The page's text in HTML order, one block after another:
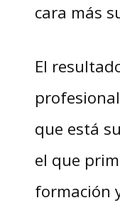
cara más
El
que está
el que
formación